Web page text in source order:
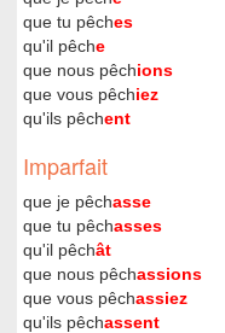
que tu pêches
qu'il pêche
que nous pêchions
que vous pêchiez
qu'ils pêchent
Imparfait
que je pêchasse
que tu pêchasses
qu'il pêchât
que nous pêchassions
que vous pêchassiez
qu'ils pêchassent